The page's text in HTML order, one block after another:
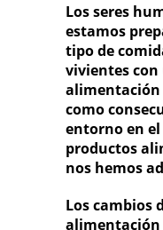
Los seres
estamos
tipo de
vivientes
alimentación
como
entorno en
productos
nos hemos
Los cambios
alimentación